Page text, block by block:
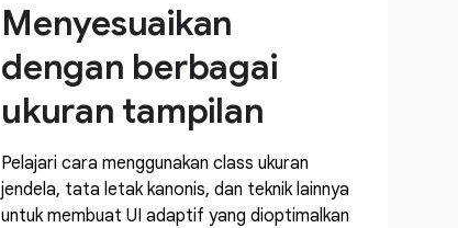
Menyesuaikan
dengan berbagai
ukuran tampilan
Pelajari cara menggunakan class ukuran
jendela, tata letak kanonis, dan teknik lainnya
untuk membuat UI adaptif yang dioptimalkan